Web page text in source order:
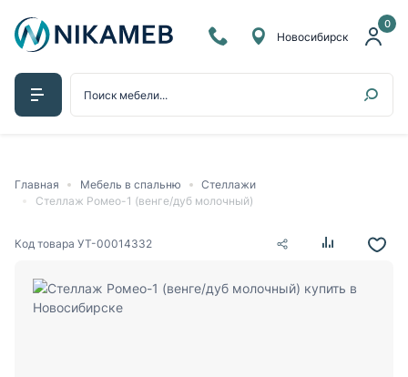
0
Новосибирск
Главная Мебель в спальню
Стеллажи
Стеллаж Ромео-1 (венге/дуб молочный)
Код товара УТ-00014332